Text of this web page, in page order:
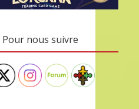
Pour nous suivre